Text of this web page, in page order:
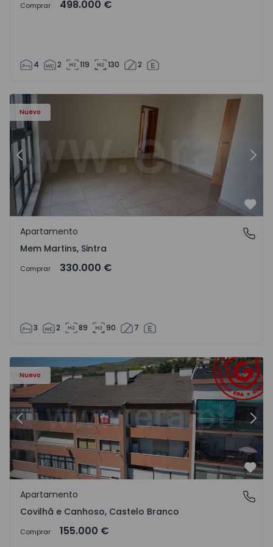
Comprar 498.000 €
4 2 119 130 2
Nuevo
- 15
Apartamento T3 Sintra, Algueirão-Mem Martins -
Anterior
Mem Martins, Sintra
Apartamento
Mem Martins, Sintra
Comprar 330.000 €
3 2 89 90 7
Nuevo
- 18
Apartamento T2 Covilhã, Covilhã e Canhoso - 1497806 -
Anterior
Covilhã e Canhoso, Castelo Branco
Apartamento
Covilhã e Canhoso, Castelo Branco
Comprar 155.000 €